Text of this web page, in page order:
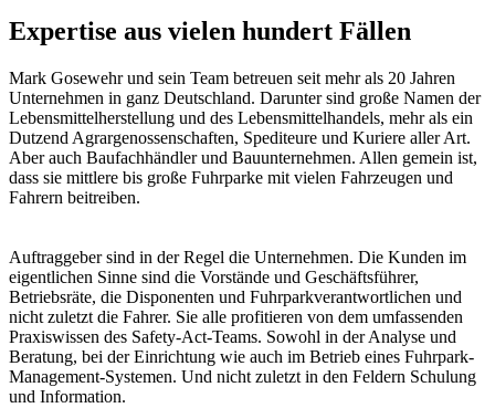
Expertise aus vielen hundert Fällen
Mark Gosewehr und sein Team betreuen seit mehr als 20 Jahren
Unternehmen in ganz Deutschland. Darunter sind große Namen der
Lebensmittelherstellung und des Lebensmittelhandels, mehr als ein
Dutzend Agrargenossenschaften, Spediteure und Kuriere aller Art.
Aber auch Baufachhändler und Bauunternehmen. Allen gemein ist,
dass sie mittlere bis große Fuhrparke mit vielen Fahrzeugen und
Fahrern beitreiben.
Auftraggeber sind in der Regel die Unternehmen. Die Kunden im
eigentlichen Sinne sind die Vorstände und Geschäftsführer,
Betriebsräte, die Disponenten und Fuhrparkverantwortlichen und
nicht zuletzt die Fahrer. Sie alle profitieren von dem umfassenden
Praxiswissen des Safety-Act-Teams. Sowohl in der Analyse und
Beratung, bei der Einrichtung wie auch im Betrieb eines Fuhrpark-
Management-Systemen. Und nicht zuletzt in den Feldern Schulung
und Information.